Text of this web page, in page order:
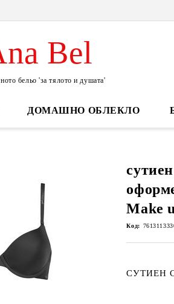
Bel
бельо 'за тялото и душата'
ДОМАШНО ОБЛЕКЛО
Make
Код:
СУТИЕН